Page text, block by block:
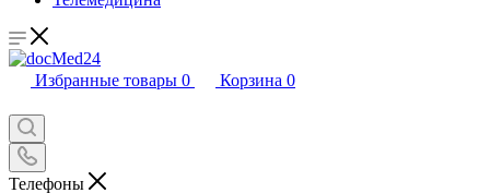
Избранные товары 0 Корзина 0
Телефоны